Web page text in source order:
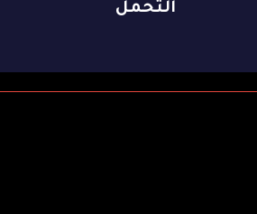
التحمل